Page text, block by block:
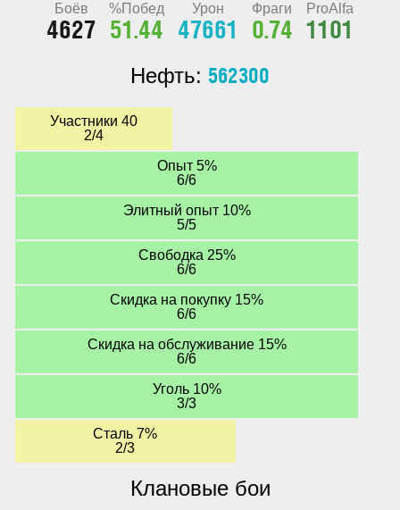
Боёв
4627
%Побед
51.44
Урон
47661
Фраги
0.74
ProAlfa
1101
Нефть: 562300
Участники 40
2/4
Опыт 5%
6/6
Элитный опыт 10%
5/5
Свободка 25%
6/6
Скидка на покупку 15%
6/6
Скидка на обслуживание 15%
6/6
Уголь 10%
3/3
Сталь 7%
2/3
Клановые бои